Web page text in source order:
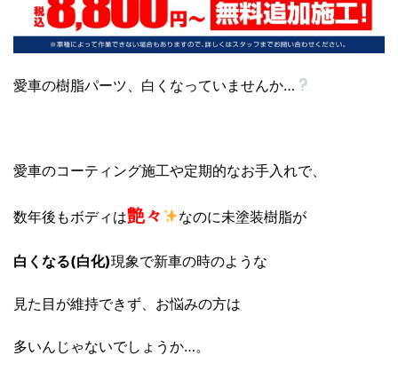
愛車の樹脂パーツ、白くなっていませんか…
愛車のコーティング施工や定期的なお手入れで、
数年後もボディは艶々 なのに未塗装樹脂が
白くなる(白化)現象で新車の時のような
見た目が維持できず、お悩みの方は
多いんじゃないでしょうか…。